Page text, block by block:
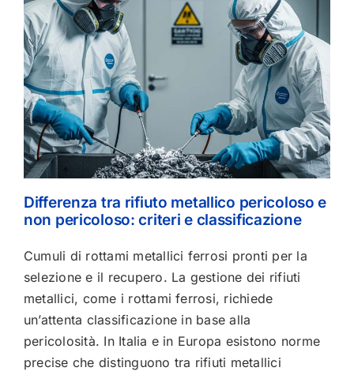
Differenza tra rifiuto metallico pericoloso e
non pericoloso: criteri e classificazione
Cumuli di rottami metallici ferrosi pronti per la
selezione e il recupero. La gestione dei rifiuti
metallici, come i rottami ferrosi, richiede
un’attenta classificazione in base alla
pericolosità. In Italia e in Europa esistono norme
precise che distinguono tra rifiuti metallici